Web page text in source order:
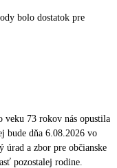
bolo dostatok pre
veku 73 rokov nás opustila
bude dňa 6.08.2026 vo
úrad a zbor pre občianske
pozostalej rodine.